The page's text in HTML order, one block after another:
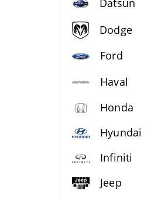
Dodge
Ford
Haval
Honda
Hyundai
Infiniti
Jeep